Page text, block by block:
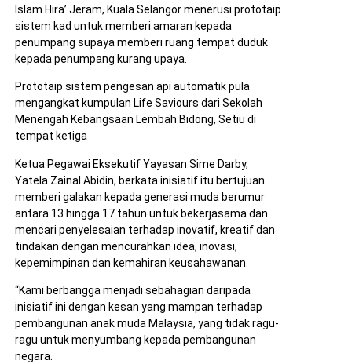
Islam Hira’ Jeram, Kuala Selangor menerusi prototaip
sistem kad untuk memberi amaran kepada
penumpang supaya memberi ruang tempat duduk
kepada penumpang kurang upaya.
Prototaip sistem pengesan api automatik pula
mengangkat kumpulan Life Saviours dari Sekolah
Menengah Kebangsaan Lembah Bidong, Setiu di
tempat ketiga
Ketua Pegawai Eksekutif Yayasan Sime Darby,
Yatela Zainal Abidin, berkata inisiatif itu bertujuan
memberi galakan kepada generasi muda berumur
antara 13 hingga 17 tahun untuk bekerjasama dan
mencari penyelesaian terhadap inovatif, kreatif dan
tindakan dengan mencurahkan idea, inovasi,
kepemimpinan dan kemahiran keusahawanan.
“Kami berbangga menjadi sebahagian daripada
inisiatif ini dengan kesan yang mampan terhadap
pembangunan anak muda Malaysia, yang tidak ragu-
ragu untuk menyumbang kepada pembangunan
negara.